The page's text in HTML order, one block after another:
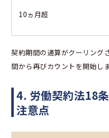
10ヵ月超
契約期間の通算がクーリング
間から再びカウントを開始しま
4. 労働契約法18
注意点